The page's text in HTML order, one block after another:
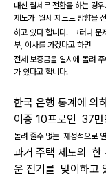
대신 월세로 전환을 하는 경
제도가 월세 제도로 방향을
하고 있다 합니다. 그러나 문
부, 이사를 가겠다고 하면
전세 보증금을 일시에 돌려
가 있다고 합니다.
한국 은행 통계에
이중 10프로인 37만
돌려 줄수 없는 재정적으로
과거 주택 제도의 한
운 전기를 맞이하고